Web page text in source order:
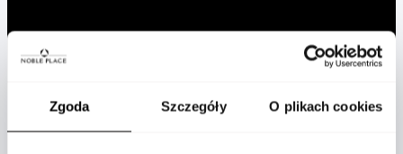
Zgoda Szczegóły O plikach cookies